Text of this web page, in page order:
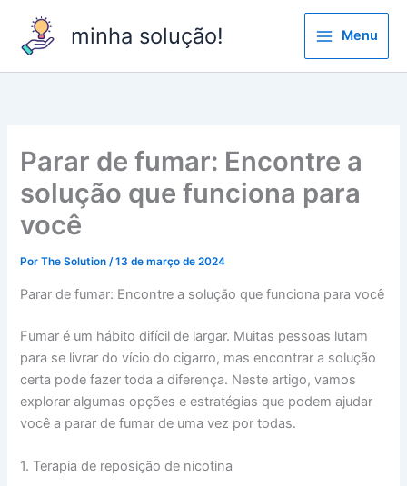
conteúdo
minha solução! Menu
Parar de fumar: Encontre a
solução que funciona para
você
PorThe Solution/13 de março de 2024
Parar de fumar: Encontre a solução que funciona para você
Fumar é um hábito difícil de largar. Muitas pessoas lutam
para se livrar do vício do cigarro, mas encontrar a solução
certa pode fazer toda a diferença. Neste artigo, vamos
explorar algumas opções e estratégias que podem ajudar
você a parar de fumar de uma vez por todas.
1. Terapia de reposição de nicotina